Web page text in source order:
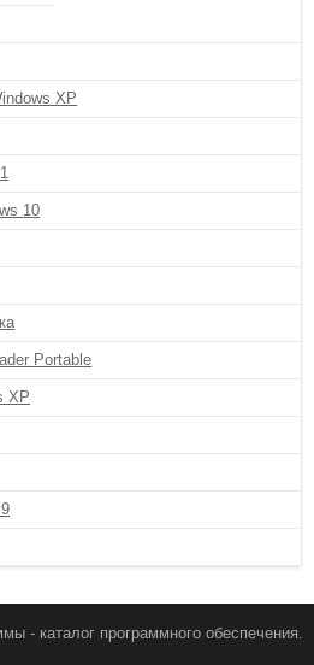
XP
10
Portable
XP
- каталог программного обеспечения.